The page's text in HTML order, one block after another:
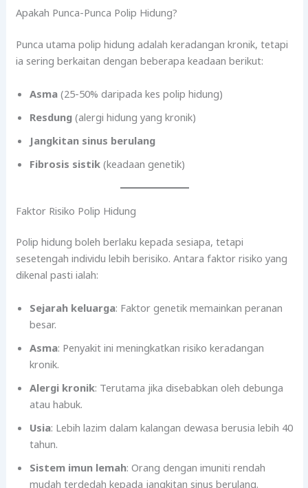
Apakah Punca-Punca Polip Hidung?
Punca utama polip hidung adalah keradangan kronik, tetapi
ia sering berkaitan dengan beberapa keadaan berikut:
Asma (25-50% daripada kes polip hidung)
Resdung (alergi hidung yang kronik)
Jangkitan sinus berulang
Fibrosis sistik (keadaan genetik)
Faktor Risiko Polip Hidung
Polip hidung boleh berlaku kepada sesiapa, tetapi
sesetengah individu lebih berisiko. Antara faktor risiko yang
dikenal pasti ialah:
Sejarah keluarga: Faktor genetik memainkan peranan
besar.
Asma: Penyakit ini meningkatkan risiko keradangan
kronik.
Alergi kronik: Terutama jika disebabkan oleh debunga
atau habuk.
Usia: Lebih lazim dalam kalangan dewasa berusia lebih 40
tahun.
Sistem imun lemah: Orang dengan imuniti rendah
mudah terdedah kepada jangkitan sinus berulang.